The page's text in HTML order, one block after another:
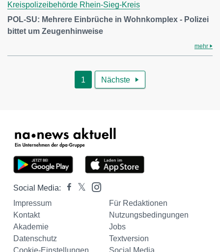
Kreispolizeibehörde Rhein-Sieg-Kreis
POL-SU: Mehrere Einbrüche in Wohnkomplex - Polizei
bittet um Zeugenhinweise
mehr
1 Nächste 
Social Media:
Impressum
Für Redaktionen
Kontakt
Nutzungsbedingungen
Akademie
Jobs
Datenschutz
Textversion
Cookie-Einstellungen
Social Media